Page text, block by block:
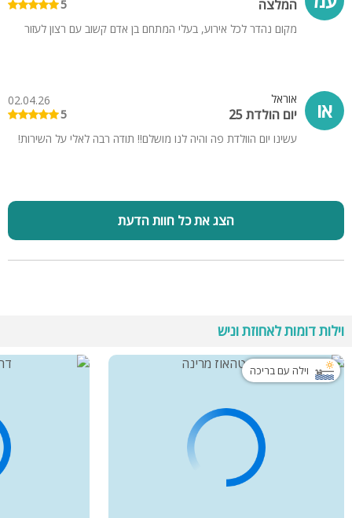
המלצה
5
מקום נהדר לכל אירוע, בעלי המתחם בן אדם קשוב עם רצון לעזור
או אוראל
יום הולדת 25
02.04.26
5
עשינו יום הוולדת פה והיה לנו מושלם!! תודה רבה לאלי על השירות!
הצג את כל חוות הדעת
וילות דומות לאחוזת וניש
וילה עם בריכה